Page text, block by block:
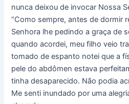
nunca deixou de invocar Nossa
“Como sempre, antes de dormir
Senhora lhe pedindo a graça de
quando acordei, meu filho veio
tomado de espanto notei que a
pele do abdômen estava
tinha desaparecido. Não podia
Me senti inundado por uma